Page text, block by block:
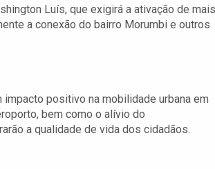
Luís, que exigirá a ativação de mais
a conexão do bairro Morumbi e outros
positivo na mobilidade urbana em
bem como o alívio do
a qualidade de vida dos cidadãos.